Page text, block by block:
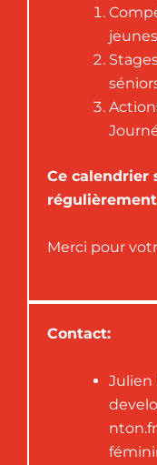
Ce calendrier
Merci pour
Contact:
Julien